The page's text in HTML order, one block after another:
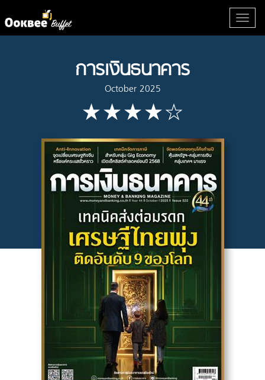
การเงินธนาคาร
October 2025